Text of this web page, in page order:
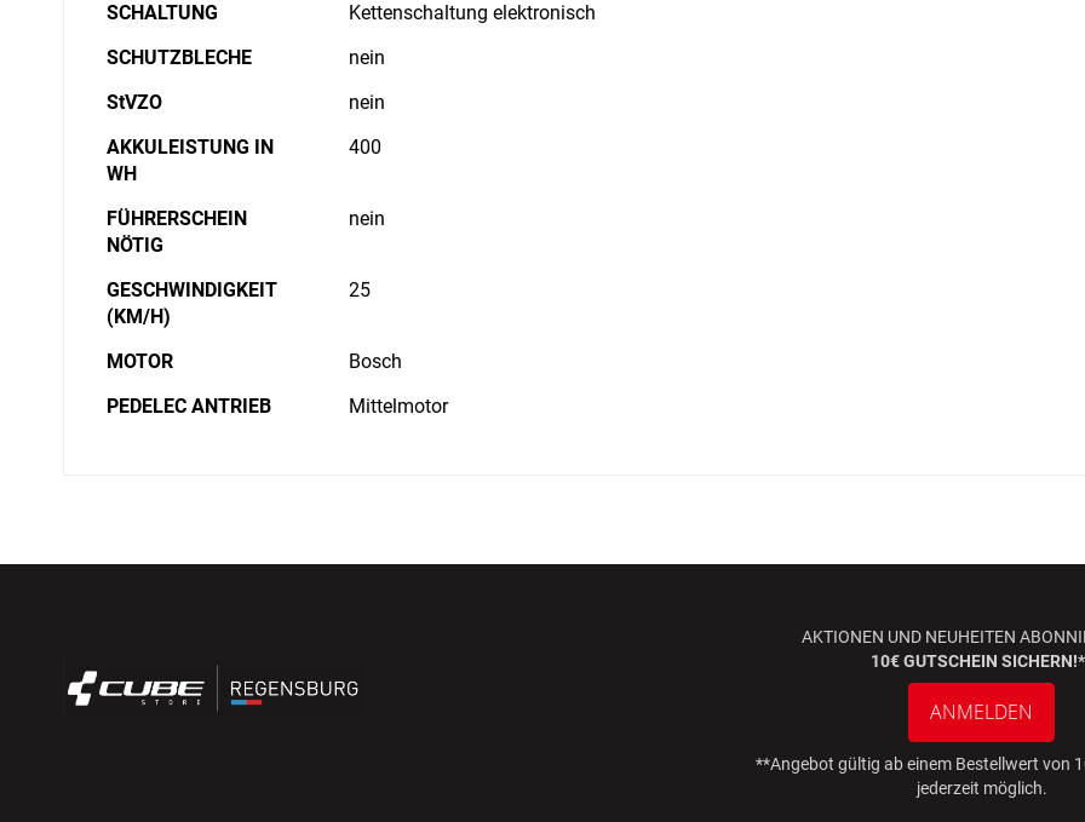
SCHALTUNG
Kettenschaltung elektronisch
SCHUTZBLECHE
nein
StVZO
nein
AKKULEISTUNG IN
WH
400
FÜHRERSCHEIN
NÖTIG
nein
GESCHWINDIGKEIT
(KM/H)
25
MOTOR
Bosch
PEDELEC ANTRIEB
Mittelmotor
AKTIONEN UND NEUHEITEN
10€ GUTSCHEIN
ANMELDEN
**Angebot gültig ab einem Bestellwert von
jederzeit möglich.